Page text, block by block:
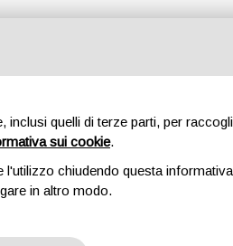
inclusi quelli di terze parti, per
sui cookie.
l'utilizzo chiudendo questa
in altro modo.